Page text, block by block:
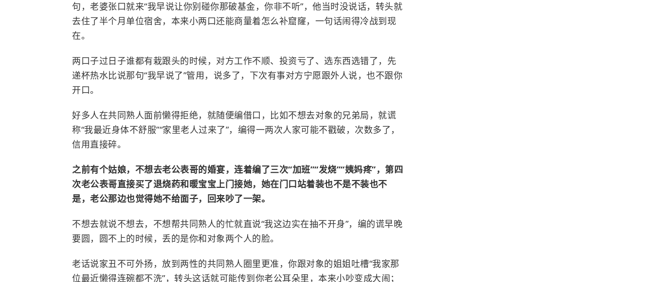
句，老婆张口就来“我早说让你别碰你那破基金，你非不听”，他当时没说话，转头就
去住了半个月单位宿舍，本来小两口还能商量着怎么补窟窿，一句话闹得冷战到现
在。
两口子过日子谁都有栽跟头的时候，对方工作不顺、投资亏了、选东西选错了，先
递杯热水比说那句“我早说了”管用，说多了，下次有事对方宁愿跟外人说，也不跟你
开口。
好多人在共同熟人面前懒得拒绝，就随便编借口，比如不想去对象的兄弟局，就谎
称“我最近身体不舒服”“家里老人过来了”，编得一两次人家可能不戳破，次数多了，
信用直接碎。
之前有个姑娘，不想去老公表哥的婚宴，连着编了三次“加班”“发烧”“姨妈疼”，第四
次老公表哥直接买了退烧药和暖宝宝上门接她，她在门口站着装也不是不装也不
是，老公那边也觉得她不给面子，回来吵了一架。
不想去就说不想去，不想帮共同熟人的忙就直说“我这边实在抽不开身”，编的谎早晚
要圆，圆不上的时候，丢的是你和对象两个人的脸。
老话说家丑不可外扬，放到两性的共同熟人圈里更准，你跟对象的姐姐吐槽“我家那
位最近懒得连碗都不洗”，转头这话就可能传到你老公耳朵里，本来小吵变成大闹；